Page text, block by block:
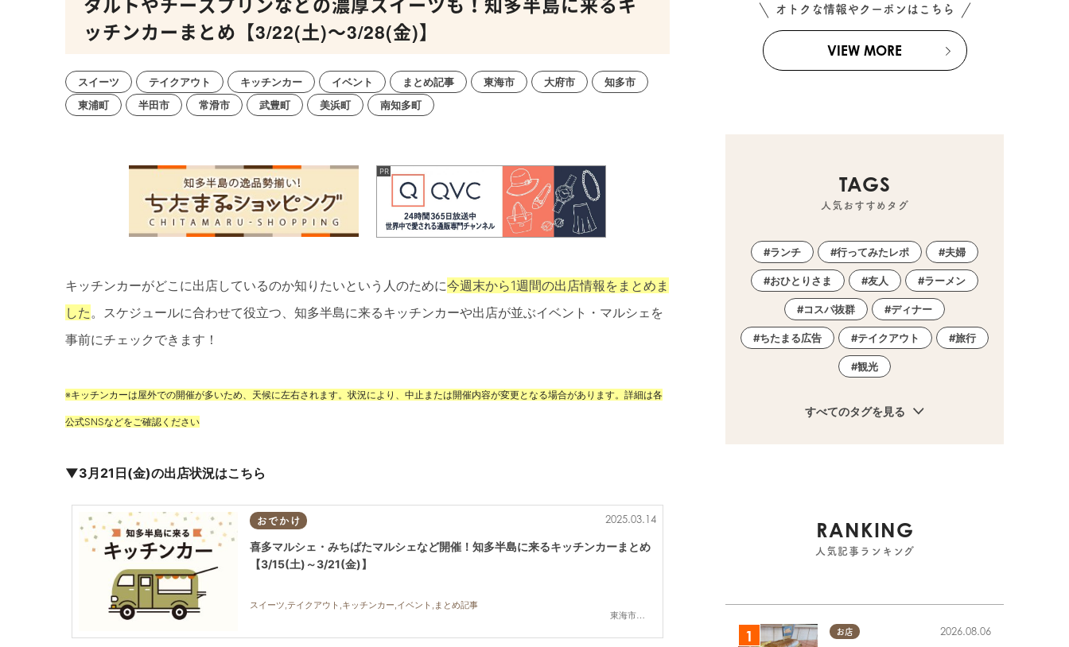
ッチンカーまとめ【3/22(土)～3/28(金)】
スイーツ テイクアウト キッチンカー イベント まとめ記事 東海市 大府市
知多市
東浦町
半田市 常滑市 武豊町 美浜町 南知多町
キッチンカーがどこに出店しているのか知りたいという人のために今週末から1週間の出店情報をまとめま
した 。スケジュールに合わせて役立つ、知多半島に来るキッチンカーや出店が並ぶイベント・マルシェを
事前にチェックできます！
※キッチンカーは屋外での開催が多いため、天候に左右されます。状況により、中止または開催内容が変更となる場合があります。詳細は各
公式SNSなどをご確認ください
▼3月21日(金)の出店状況はこちら
おでかけ
東海市,大府市,知多市,東浦町,阿久比町,半田市,武豊町,南知多町
2025.03.14
喜多マルシェ・みちばたマルシェなど開催！知多半島に来るキッチンカーまとめ
【3/15(土)～3/21(金)】
スイーツ,テイクアウト,キッチンカー,イベント,まとめ記事
オトクな情報やクーポンはこちら
VIEW MORE
TAGS
人気おすすめタグ
ランチ 行ってみたレポ 夫婦
おひとりさま 友人 ラーメン
コスパ抜群 ディナー
ちたまる広告 テイクアウト 旅行
観光
すべてのタグを見る
RANKING
人気記事ランキング
お店 2026.08.06